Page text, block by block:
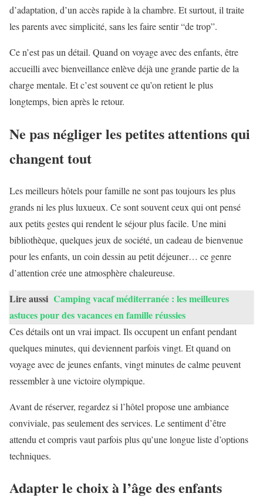
d’adaptation, d’un accès rapide à la chambre. Et surtout, il traite
les parents avec simplicité, sans les faire sentir “de trop”.
Ce n’est pas un détail. Quand on voyage avec des enfants, être
accueilli avec bienveillance enlève déjà une grande partie de la
charge mentale. Et c’est souvent ce qu’on retient le plus
longtemps, bien après le retour.
Ne pas négliger les petites attentions qui
changent tout
Les meilleurs hôtels pour famille ne sont pas toujours les plus
grands ni les plus luxueux. Ce sont souvent ceux qui ont pensé
aux petits gestes qui rendent le séjour plus facile. Une mini
bibliothèque, quelques jeux de société, un cadeau de bienvenue
pour les enfants, un coin dessin au petit déjeuner… ce genre
d’attention crée une atmosphère chaleureuse.
Lire aussi Camping vacaf méditerranée : les meilleures
astuces pour des vacances en famille réussies
Ces détails ont un vrai impact. Ils occupent un enfant pendant
quelques minutes, qui deviennent parfois vingt. Et quand on
voyage avec de jeunes enfants, vingt minutes de calme peuvent
ressembler à une victoire olympique.
Avant de réserver, regardez si l’hôtel propose une ambiance
conviviale, pas seulement des services. Le sentiment d’être
attendu et compris vaut parfois plus qu’une longue liste d’options
techniques.
Adapter le choix à l’âge des enfants